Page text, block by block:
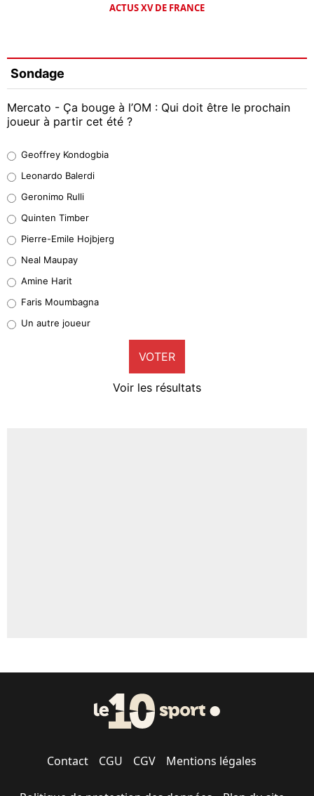
ACTUS XV DE FRANCE
Sondage
Mercato - Ça bouge à l’OM : Qui doit être le prochain
joueur à partir cet été ?
38%
32%
5%
1%
9%
Geoffrey Kondogbia
Leonardo Balerdi
Geronimo Rulli
Quinten Timber
Pierre-Emile Hojbjerg
Neal Maupay
Amine Harit
Faris Moumbagna
Un autre joueur
VOTER
Voir les résultats
Contact CGU CGV Mentions légales